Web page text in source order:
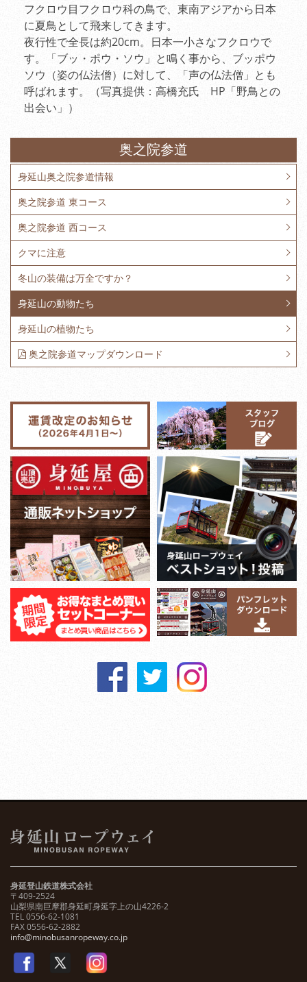
フクロウ目フクロウ科の鳥で、東南アジアから日本
に夏鳥として飛来してきます。
夜行性で全長は約20cm。日本一小さなフクロウで
す。「ブッ・ポウ・ソウ」と鳴く事から、ブッポウ
ソウ（姿の仏法僧）に対して、「声の仏法僧」とも
呼ばれます。（写真提供：高橋充氏 HP「野鳥との
出会い」）
奥之院参道
身延山奥之院参道情報
奥之院参道 東コース
奥之院参道 西コース
クマに注意
冬山の装備は万全ですか？
身延山の動物たち
身延山の植物たち
奥之院参道マップダウンロード
身延登山鉄道株式会社
〒409-2524
山梨県南巨摩郡身延町身延字上の山4226-2
TEL 0556-62-1081
FAX 0556-62-2882
info@minobusanropeway.co.jp